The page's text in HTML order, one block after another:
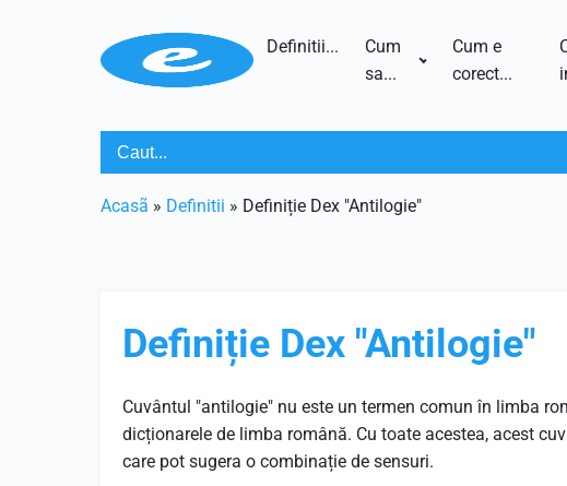
Definitii...
Cum
sa...
Cum e
corect...
Acasã » Definitii » Definiție Dex "Antilogie"
Definiție Dex "Antilogie"
Cuvântul "antilogie" nu este un termen comun în limba
dicționarele de limba română. Cu toate acestea, acest
care pot sugera o combinație de sensuri.